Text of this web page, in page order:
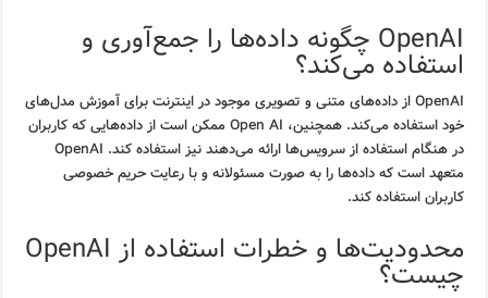
OpenAI چگونه داده‌ها را جمع‌آوری و
استفاده می‌کند؟
OpenAI از داده‌های متنی و تصویری موجود در اینترنت برای آموزش مدل‌های
خود استفاده می‌کند. همچنین، Open AI ممکن است از داده‌هایی که کاربران
در هنگام استفاده از سرویس‌ها ارائه می‌دهند نیز استفاده کند. OpenAI
متعهد است که داده‌ها را به صورت مسئولانه و با رعایت حریم خصوصی
کاربران استفاده کند.
محدودیت‌ها و خطرات استفاده از OpenAI
چیست؟